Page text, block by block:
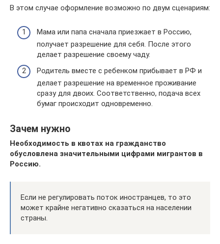
В этом случае оформление возможно по двум сценариям:
Мама или папа сначала приезжает в Россию,
получает разрешение для себя. После этого
делает разрешение своему чаду.
Родитель вместе с ребенком прибывает в РФ и
делает разрешение на временное проживание
сразу для двоих. Соответственно, подача всех
бумаг происходит одновременно.
Зачем нужно
Необходимость в квотах на гражданство
обусловлена значительными цифрами мигрантов в
Россию.
Если не регулировать поток иностранцев, то это
может крайне негативно сказаться на населении
страны.